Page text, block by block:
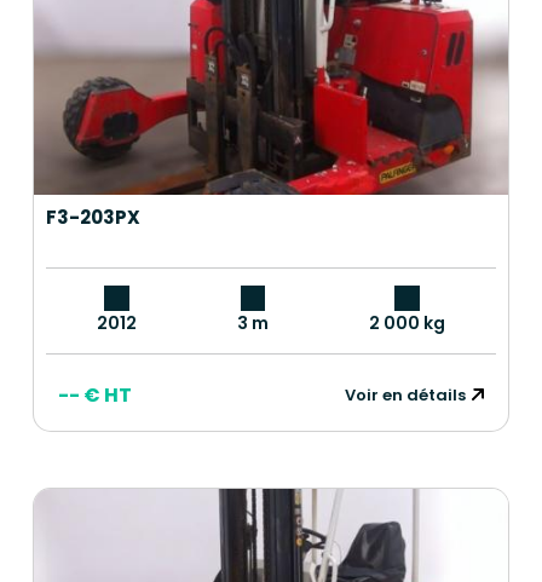
F3-203PX
2012 3 m 2 000 kg
-- € HT Voir en détails